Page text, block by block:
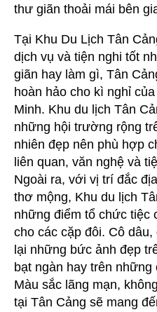
thư giãn thoải mái bên
Tại Khu Du Lịch Tân
dịch vụ và tiện nghi tốt
giãn hay làm gì, Tân
hoàn hảo cho kì nghỉ
Minh. Khu du lịch Tân
những hội trường rộng
nhiên đẹp nên phù hợp
liên quan, văn nghệ và
Ngoài ra, với vị trí đắc
thơ mộng, Khu du lịch
những điểm tổ chức
cho các cặp đôi. Cô
lại những bức ảnh đẹp
bạt ngàn hay trên
Màu sắc lãng mạn,
tại Tân Cảng sẽ mang